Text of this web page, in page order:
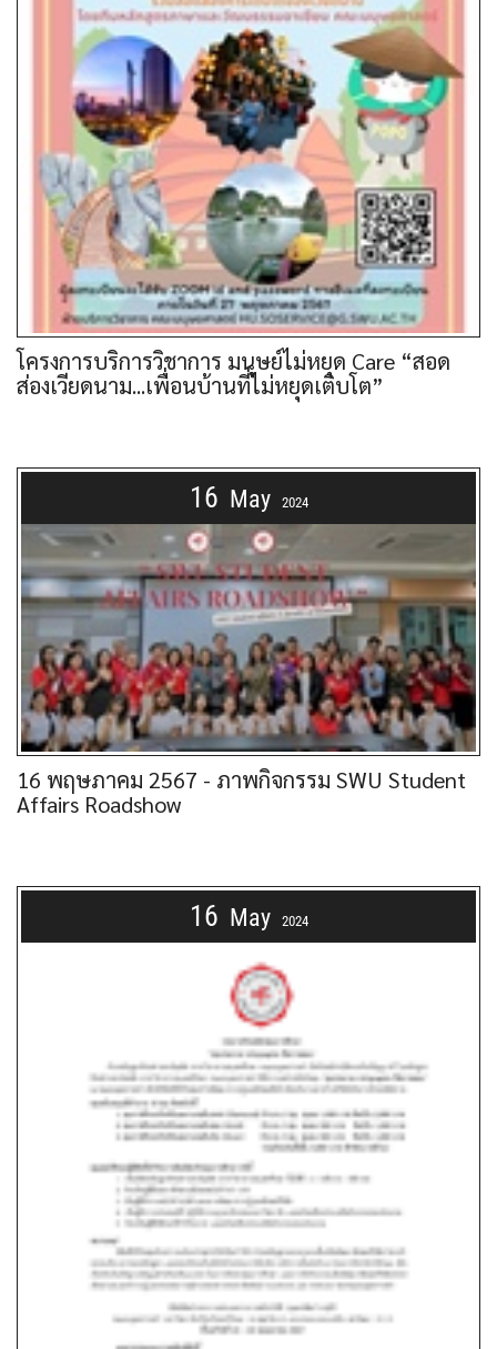
โครงการบริการวิชาการ มนุษย์ไม่หยุด Care “สอด
ส่องเวียดนาม...เพื่อนบ้านที่ไม่หยุดเติบโต”
16 May 2024
16 พฤษภาคม 2567 - ภาพกิจกรรม SWU Student
Affairs Roadshow
16 May 2024